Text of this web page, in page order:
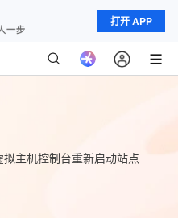
打开 APP
主机控制台重新启动站点